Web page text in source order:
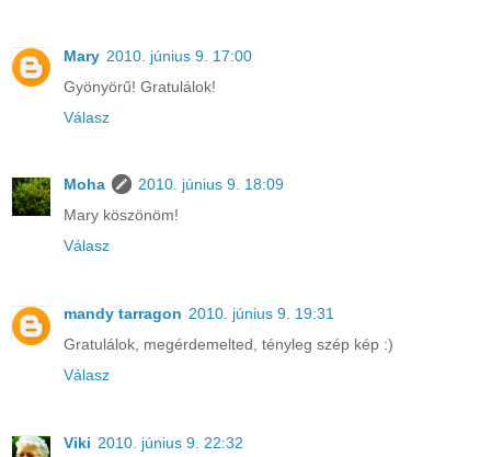
Mary 2010. június 9. 17:00
Gyönyörű! Gratulálok!
Válasz
Moha
2010. június 9. 18:09
Mary köszönöm!
Válasz
mandy tarragon 2010. június 9. 19:31
Gratulálok, megérdemelted, tényleg szép kép :)
Válasz
Viki 2010. június 9. 22:32